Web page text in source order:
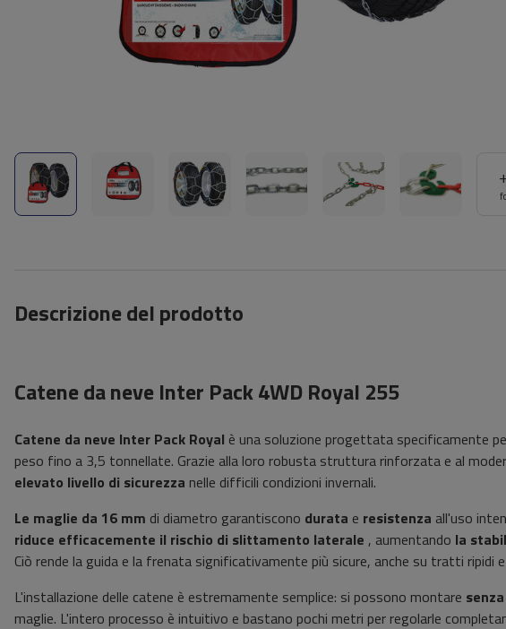
+
Descrizione del prodotto
Catene da neve Inter Pack 4WD Royal 255
Catene da neve Inter Pack Royal è una soluzione progettata specificamente
peso fino a 3,5 tonnellate. Grazie alla loro robusta struttura rinforzata e al
elevato livello di sicurezza nelle difficili condizioni invernali.
Le maglie da 16 mm di diametro garantiscono durata e resistenza all'uso
riduce efficacemente il rischio di slittamento laterale , aumentando la
Ciò rende la guida e la frenata significativamente più sicure, anche su tratti ripidi
L'installazione delle catene è estremamente semplice: si possono montare
maglie. L'intero processo è intuitivo e bastano pochi metri per regolarle